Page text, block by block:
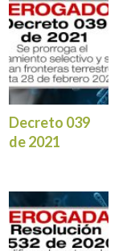
Decreto 039
de 2021